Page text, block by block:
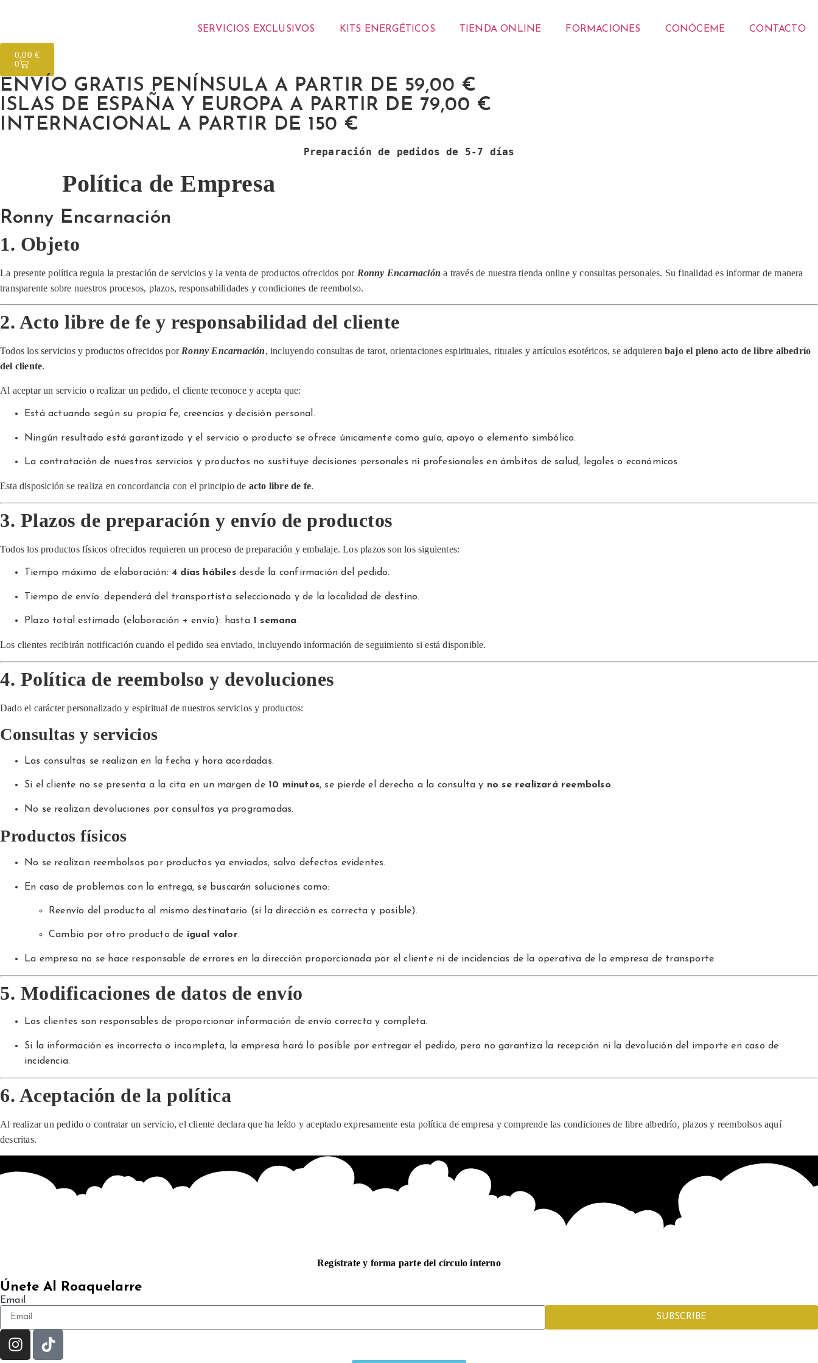
SERVICIOS EXCLUSIVOS KITS ENERGÉTICOS TIENDA ONLINE FORMACIONES CONÓCEME CONTACTO
0,00 €
0
ENVÍO GRATIS PENÍNSULA A PARTIR DE 59,00 €
ISLAS DE ESPAÑA Y EUROPA A PARTIR DE 79,00 €
INTERNACIONAL A PARTIR DE 150 €
Preparación de pedidos de 5-7 días
Política de Empresa
Ronny Encarnación
1. Objeto
La presente política regula la prestación de servicios y la venta de productos ofrecidos porRonny Encarnación a través de nuestra tienda online y consultas personales. Su finalidad es informar de manera
transparente sobre nuestros procesos, plazos, responsabilidades y condiciones de reembolso.
2. Acto libre de fe y responsabilidad del cliente
Todos los servicios y productos ofrecidos por Ronny Encarnación, incluyendo consultas de tarot, orientaciones espirituales, rituales y artículos esotéricos, se adquierenbajo el pleno acto de libre albedrío
del cliente.
Al aceptar un servicio o realizar un pedido, el cliente reconoce y acepta que:
Está actuando según su propia fe, creencias y decisión personal.
Ningún resultado está garantizado y el servicio o producto se ofrece únicamente como guía, apoyo o elemento simbólico.
La contratación de nuestros servicios y productos no sustituye decisiones personales ni profesionales en ámbitos de salud, legales o económicos.
Esta disposición se realiza en concordancia con el principio de acto libre de fe.
3. Plazos de preparación y envío de productos
Todos los productos físicos ofrecidos requieren un proceso de preparación y embalaje. Los plazos son los siguientes:
Tiempo máximo de elaboración: 4 días hábilesdesde la confirmación del pedido.
Tiempo de envío: dependerá del transportista seleccionado y de la localidad de destino.
Plazo total estimado (elaboración + envío): hasta 1 semana.
Los clientes recibirán notificación cuando el pedido sea enviado, incluyendo información de seguimiento si está disponible.
4. Política de reembolso y devoluciones
Dado el carácter personalizado y espiritual de nuestros servicios y productos:
Consultas y servicios
Las consultas se realizan en la fecha y hora acordadas.
Si el cliente no se presenta a la cita en un margen de 10 minutos, se pierde el derecho a la consulta y no se realizará reembolso.
No se realizan devoluciones por consultas ya programadas.
Productos físicos
No se realizan reembolsos por productos ya enviados, salvo defectos evidentes.
En caso de problemas con la entrega, se buscarán soluciones como:
Reenvío del producto al mismo destinatario (si la dirección es correcta y posible).
Cambio por otro producto de igual valor.
La empresa no se hace responsable de errores en la dirección proporcionada por el cliente ni de incidencias de la operativa de la empresa de transporte.
5. Modificaciones de datos de envío
Los clientes son responsables de proporcionar información de envío correcta y completa.
Si la información es incorrecta o incompleta, la empresa hará lo posible por entregar el pedido, pero no garantiza la recepción ni la devolución del importe en caso de
incidencia.
6. Aceptación de la política
Al realizar un pedido o contratar un servicio, el cliente declara que ha leído y aceptado expresamente esta política de empresa y comprende las condiciones de libre albedrío, plazos y reembolsos aquí
descritas.
Regístrate y forma parte del círculo interno
Únete Al Roaquelarre
Email
SUBSCRIBE